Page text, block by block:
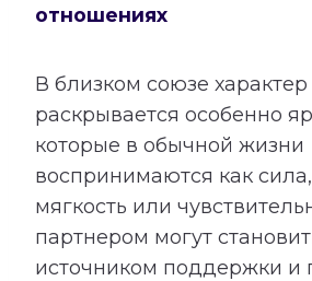
отношениях
В близком союзе характер
раскрывается особенно
которые в обычной жизни
воспринимаются как
мягкость или
партнером могут
источником поддержки и